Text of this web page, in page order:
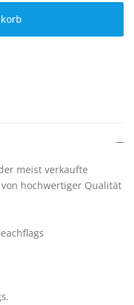
meist verkaufte
von hochwertiger Qualität